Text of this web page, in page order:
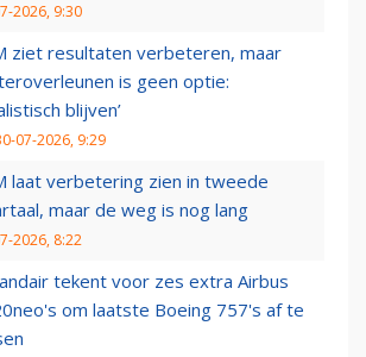
2026, 9:30
ziet resultaten verbeteren, maar
is geen optie:
blijven’
07-2026, 9:29
laat verbetering zien in tweede
maar de weg is nog lang
2026, 8:22
tekent voor zes extra Airbus
om laatste Boeing 757's af te